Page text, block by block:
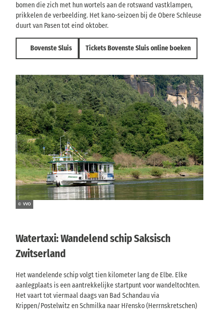
bomen die zich met hun wortels aan de rotswand vastklampen,
prikkelen de verbeelding. Het kano-seizoen bij de Obere Schleuse
duurt van Pasen tot eind oktober.
Bovenste Sluis Tickets Bovenste Sluis online boeken
© VVO
Watertaxi: Wandelend schip Saksisch
Zwitserland
Het wandelende schip volgt tien kilometer lang de Elbe. Elke
aanlegplaats is een aantrekkelijke startpunt voor wandeltochten.
Het vaart tot viermaal daags van Bad Schandau via
Krippen/Postelwitz en Schmilka naar Hřensko (Herrnskretschen)